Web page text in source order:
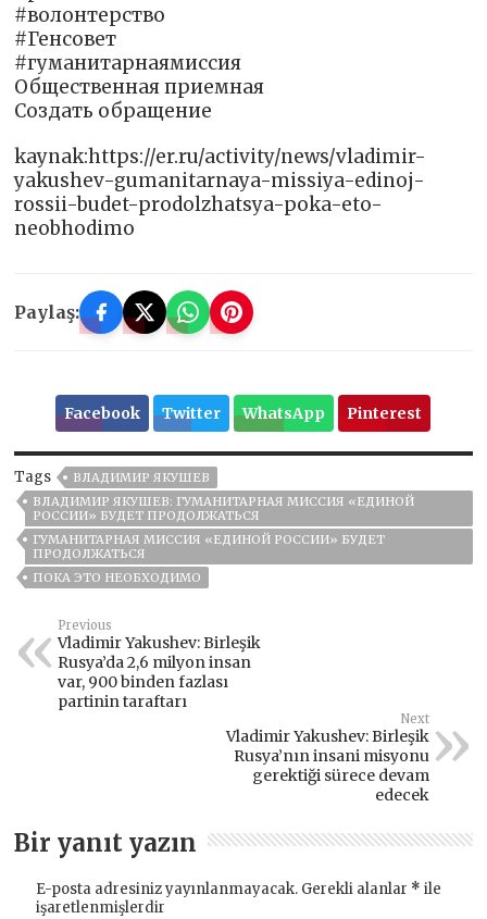
#волонтерство
#Генсовет
#гуманитарнаямиссия
Общественная приемная
Создать обращение
kaynak:https://er.ru/activity/news/vladimir-
yakushev-gumanitarnaya-missiya-edinoj-
rossii-budet-prodolzhatsya-poka-eto-
neobhodimo
Paylaş:
Facebook Twitter WhatsApp Pinterest
Tags
ВЛАДИМИР ЯКУШЕВ
ВЛАДИМИР ЯКУШЕВ: ГУМАНИТАРНАЯ МИССИЯ «ЕДИНОЙ
РОССИИ» БУДЕТ ПРОДОЛЖАТЬСЯ
ГУМАНИТАРНАЯ МИССИЯ «ЕДИНОЙ РОССИИ» БУДЕТ
ПРОДОЛЖАТЬСЯ
ПОКА ЭТО НЕОБХОДИМО
Previous
Vladimir Yakushev: Birleşik
Rusya’da 2,6 milyon insan
var, 900 binden fazlası
partinin taraftarı
Next
Vladimir Yakushev: Birleşik
Rusya’nın insani misyonu
gerektiği sürece devam
edecek
Bir yanıt yazın
E-posta adresiniz yayınlanmayacak. Gerekli alanlar * ile
işaretlenmişlerdir